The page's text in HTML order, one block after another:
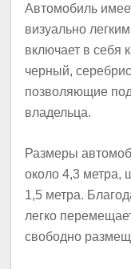
Автомобиль
визуально
включает в себя
черный,
позволяющие
владельца.
Размеры
около 4,3
1,5 метра.
легко
свободно